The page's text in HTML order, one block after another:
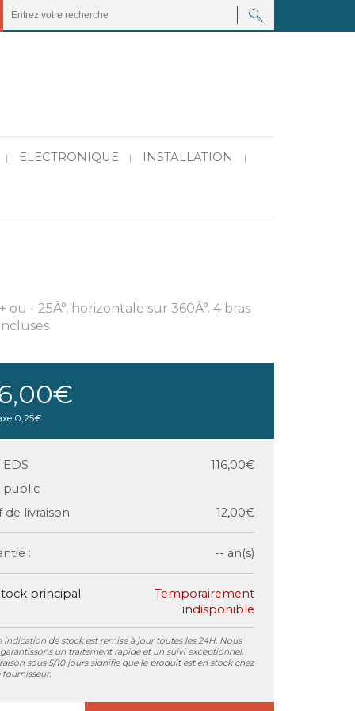
| ELECTRONIQUE | INSTALLATION |
- 25Â°, horizontale sur 360Â°. 4 bras
0,25€
EDS
116,00€
public
de livraison
12,00€
: -- an(s)
principal
Temporairement
indisponible
indication de stock est remise à jour toutes les 24H. Nous
un traitement rapide et un suivi exceptionnel.
sous 5/10 jours signifie que le produit est en stock chez
fournisseur.